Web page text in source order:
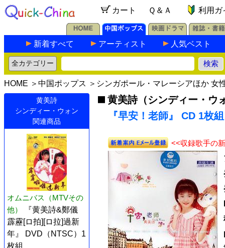
カート Ｑ＆Ａ 利用ガ
新着すべて アーティスト 人気ベスト
HOME ＞ 中国ポップス ＞ シンガポール・マレーシアほか 女
黄美詩
シンディー・ウォン
関連商品
オムニバス（MTVその
他）
『黄美詩&鄭儀
霹靂[ロ拍][ロ拉]過新
年』 DVD（NTSC）1
枚組
黄美詩（シンディー・ウ
『早安！老師』 CD 1枚組
<<収録歌手の